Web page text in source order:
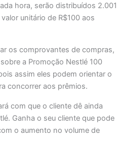
hora, serão distribuídos 2.001
unitário de R$100 aos
os comprovantes de compras,
a Promoção Nestlé 100
assim eles podem orientar o
concorrer aos prêmios.
com que o cliente dê ainda
Ganha o seu cliente que pode
o aumento no volume de